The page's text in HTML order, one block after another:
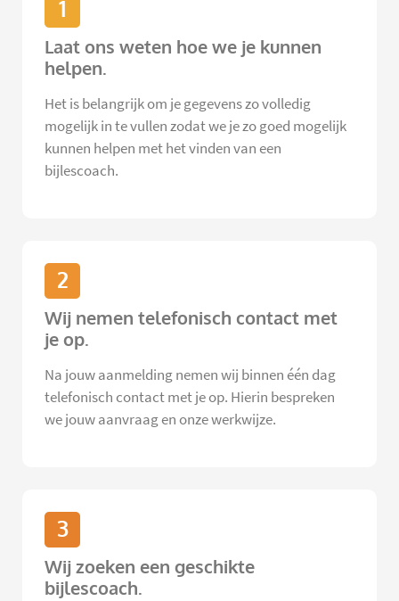
1
Laat ons weten hoe we je kunnen
helpen.
Het is belangrijk om je gegevens zo volledig
mogelijk in te vullen zodat we je zo goed mogelijk
kunnen helpen met het vinden van een
bijlescoach.
2
Wij nemen telefonisch contact met
je op.
Na jouw aanmelding nemen wij binnen één dag
telefonisch contact met je op. Hierin bespreken
we jouw aanvraag en onze werkwijze.
3
Wij zoeken een geschikte
bijlescoach.